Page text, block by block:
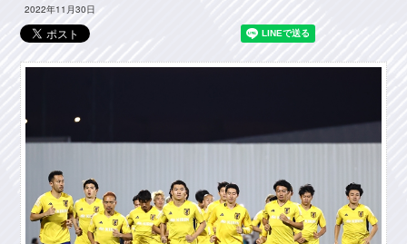
2022年11月30日